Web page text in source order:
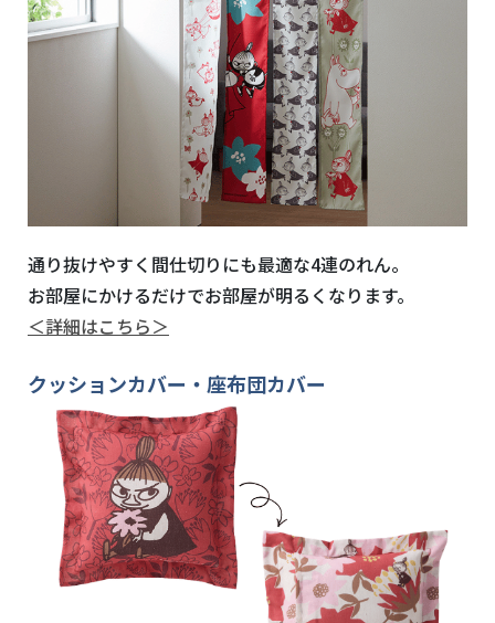
通り抜けやすく間仕切りにも最適な4連のれん。
お部屋にかけるだけでお部屋が明るくなります。
＜詳細はこちら＞
クッションカバー・座布団カバー